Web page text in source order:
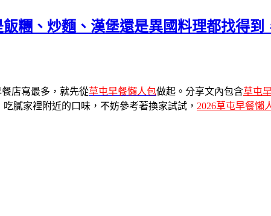
糰、炒麵、漢堡還是異國料理都找得到
餐店寫最多，就先從草屯早餐懶人包做起。分享文內包含草屯
膩家裡附近的口味，不妨參考著換家試試， 2026草屯早餐懶